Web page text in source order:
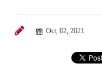
Oct, 02, 2021